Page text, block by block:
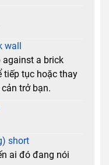
against a brick
tiếp tục hoặc thay
trở bạn.
short
ai đó đang nói